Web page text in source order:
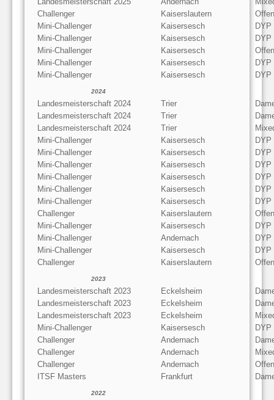
Challenger
Kaiserslautern
Mini-Challenger
Kaisersesch
DYP
Mini-Challenger
Kaisersesch
DYP
Mini-Challenger
Kaisersesch
Mini-Challenger
Kaisersesch
DYP
Mini-Challenger
Kaisersesch DYP
2024
Landesmeisterschaft 2024 Trier
Landesmeisterschaft 2024
Trier
Landesmeisterschaft 2024
Trier
Mini-Challenger
Kaisersesch
DYP
Mini-Challenger
Kaisersesch
DYP
Mini-Challenger
Kaisersesch
DYP
Mini-Challenger
Kaisersesch
DYP
Mini-Challenger
Kaisersesch
DYP
Mini-Challenger
Kaisersesch
DYP
Challenger
Kaiserslautern
Mini-Challenger
Kaisersesch
DYP
Mini-Challenger
Andernach
DYP
Mini-Challenger
Kaisersesch
DYP
Challenger
Kaiserslautern
2023
Landesmeisterschaft 2023 Eckelsheim
Landesmeisterschaft 2023
Eckelsheim
Landesmeisterschaft 2023
Eckelsheim
Mini-Challenger
Kaisersesch
DYP
Challenger
Andernach
Challenger
Andernach
Challenger
Andernach
ITSF Masters
Frankfurt
2022